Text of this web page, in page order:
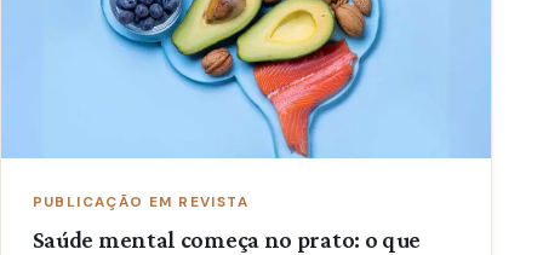
PUBLICAÇÃO EM REVISTA
Saúde mental começa no prato: o que